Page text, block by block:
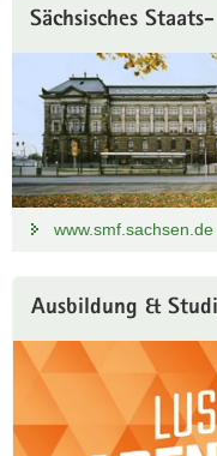
Sächsisches
www.smf.sachsen.de
Ausbildung &